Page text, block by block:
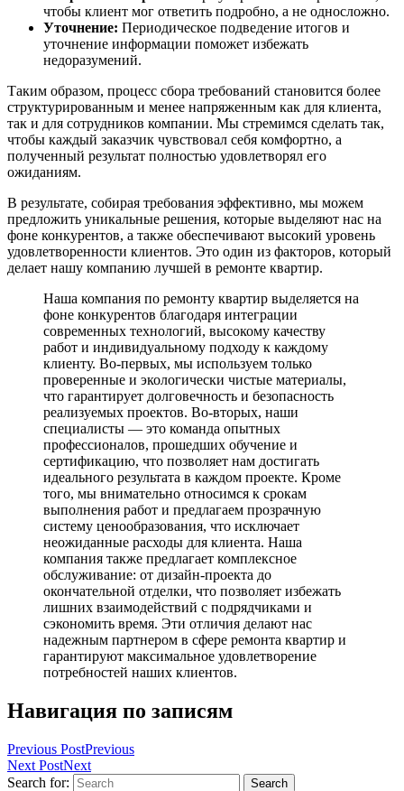
чтобы клиент мог ответить подробно, а не односложно.
Уточнение: Периодическое подведение итогов и
уточнение информации поможет избежать
недоразумений.
Таким образом, процесс сбора требований становится более
структурированным и менее напряженным как для клиента,
так и для сотрудников компании. Мы стремимся сделать так,
чтобы каждый заказчик чувствовал себя комфортно, а
полученный результат полностью удовлетворял его
ожиданиям.
В результате, собирая требования эффективно, мы можем
предложить уникальные решения, которые выделяют нас на
фоне конкурентов, а также обеспечивают высокий уровень
удовлетворенности клиентов. Это один из факторов, который
делает нашу компанию лучшей в ремонте квартир.
Наша компания по ремонту квартир выделяется на
фоне конкурентов благодаря интеграции
современных технологий, высокому качеству
работ и индивидуальному подходу к каждому
клиенту. Во-первых, мы используем только
проверенные и экологически чистые материалы,
что гарантирует долговечность и безопасность
реализуемых проектов. Во-вторых, наши
специалисты — это команда опытных
профессионалов, прошедших обучение и
сертификацию, что позволяет нам достигать
идеального результата в каждом проекте. Кроме
того, мы внимательно относимся к срокам
выполнения работ и предлагаем прозрачную
систему ценообразования, что исключает
неожиданные расходы для клиента. Наша
компания также предлагает комплексное
обслуживание: от дизайн-проекта до
окончательной отделки, что позволяет избежать
лишних взаимодействий с подрядчиками и
сэкономить время. Эти отличия делают нас
надежным партнером в сфере ремонта квартир и
гарантируют максимальное удовлетворение
потребностей наших клиентов.
Навигация по записям
Previous PostPrevious
Next PostNext
Search for:
Search